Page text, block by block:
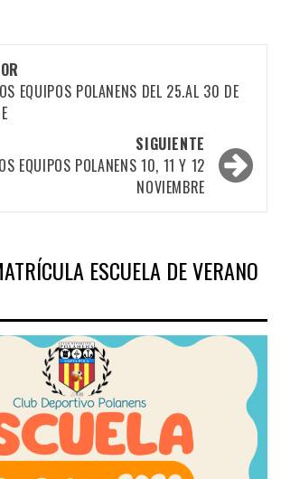
EQUIPOS POLANENS DEL 25.AL 30 DE
SIGUIENTE
EQUIPOS POLANENS 10, 11 Y 12
NOVIEMBRE
ESCUELA DE VERANO